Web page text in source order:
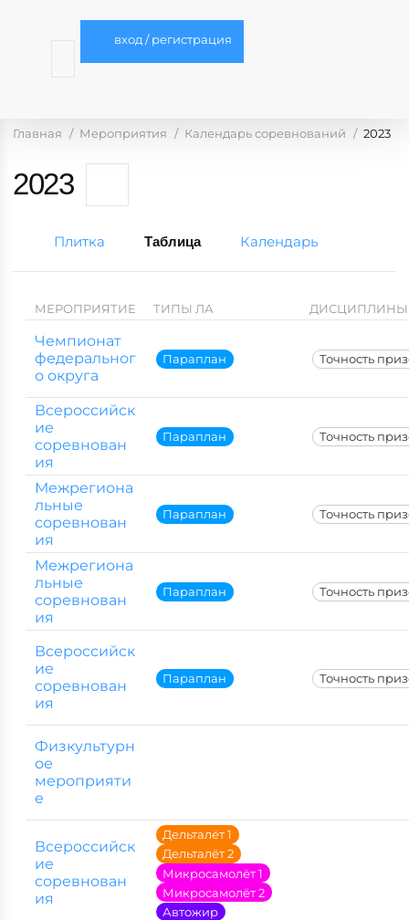
вход / регистрация
Главная Мероприятия Календарь соревнований 2023
2023
Плитка Таблица Календарь
МЕРОПРИЯТИЕ ТИПЫ ЛА ДИСЦИПЛИНЫ
Чемпионат
федеральног
о округа
Параплан Точность
Всероссийск
ие
соревнован
ия
Параплан Точность
Межрегиона
льные
соревнован
ия
Параплан Точность
Межрегиона
льные
соревнован
ия
Параплан Точность
Всероссийск
ие
соревнован
ия
Параплан Точность
Физкультурн
ое
мероприяти
е
Всероссийск
ие
соревнован
ия
Дельталёт 1
Дельталёт 2
Микросамолёт 1
Микросамолёт 2
Автожир